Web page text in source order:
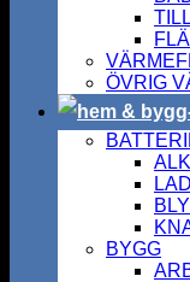
ÖVRIG
BYGG